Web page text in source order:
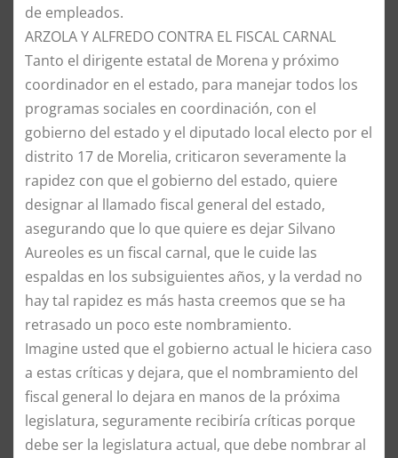
de empleados.
​ARZOLA Y ALFREDO CONTRA EL FISCAL CARNAL
​Tanto el dirigente estatal de Morena y próximo
coordinador en el estado, para manejar todos los
programas sociales en coordinación, con el
gobierno del estado y el diputado local electo por el
distrito 17 de Morelia, criticaron severamente la
rapidez con que el gobierno del estado, quiere
designar al llamado fiscal general del estado,
asegurando que lo que quiere es dejar Silvano
Aureoles es un fiscal carnal, que le cuide las
espaldas en los subsiguientes años, y la verdad no
hay tal rapidez es más hasta creemos que se ha
retrasado un poco este nombramiento.
​Imagine usted que el gobierno actual le hiciera caso
a estas críticas y dejara, que el nombramiento del
fiscal general lo dejara en manos de la próxima
legislatura, seguramente recibiría críticas porque
debe ser la legislatura actual, que debe nombrar al